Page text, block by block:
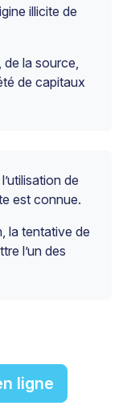
illicite de
de la source,
de capitaux
de
est connue.
la tentative de
l’un des
ligne